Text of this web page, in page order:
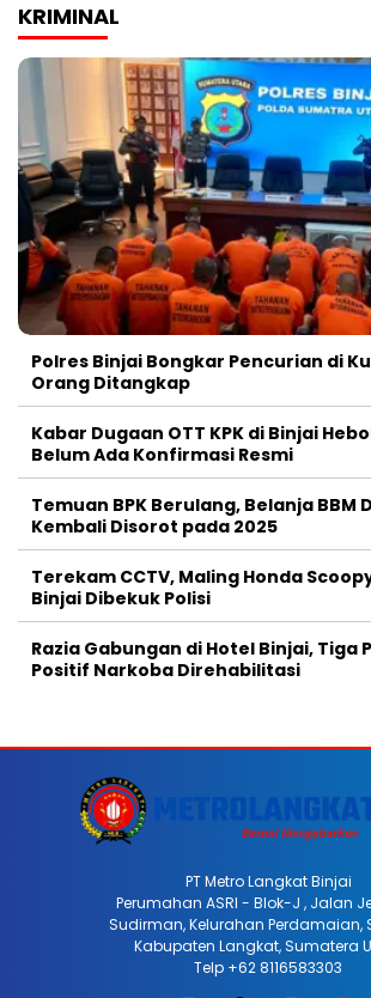
KRIMINAL
Polres Binjai Bongkar Pencurian di
Orang Ditangkap
Kabar Dugaan OTT KPK di Binjai
Belum Ada Konfirmasi Resmi
Temuan BPK Berulang, Belanja BBM
Kembali Disorot pada 2025
Terekam CCTV, Maling Honda
Binjai Dibekuk Polisi
Razia Gabungan di Hotel Binjai, Tiga
Positif Narkoba Direhabilitasi
PT Metro Langkat Binjai
Perumahan ASRI - Blok-J , Jalan
Sudirman, Kelurahan Perdamaian,
Kabupaten Langkat, Sumatera
Telp +62 8116583303